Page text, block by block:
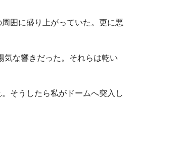
囲に盛り上がっていた。更に悪
気な響きだった。それらは乾い
そうしたら私がドームへ突入し